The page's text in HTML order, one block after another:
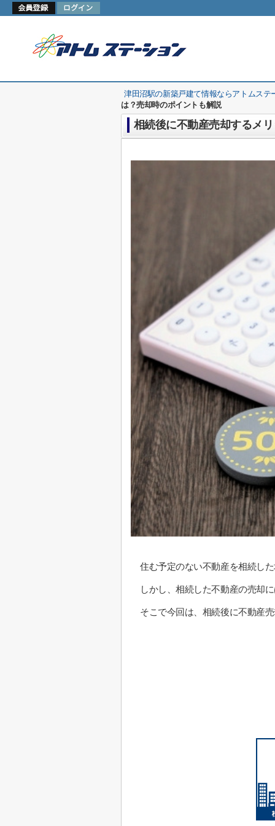
津田沼駅の新築戸建て情報ならアトムステ
は？売却時のポイントも解説
相続後に不動産売却するメ
住む予定のない不動産を相続し
しかし、相続した不動産の売却
そこで今回は、相続後に不動産